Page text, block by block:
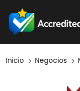
Inicio Negocios